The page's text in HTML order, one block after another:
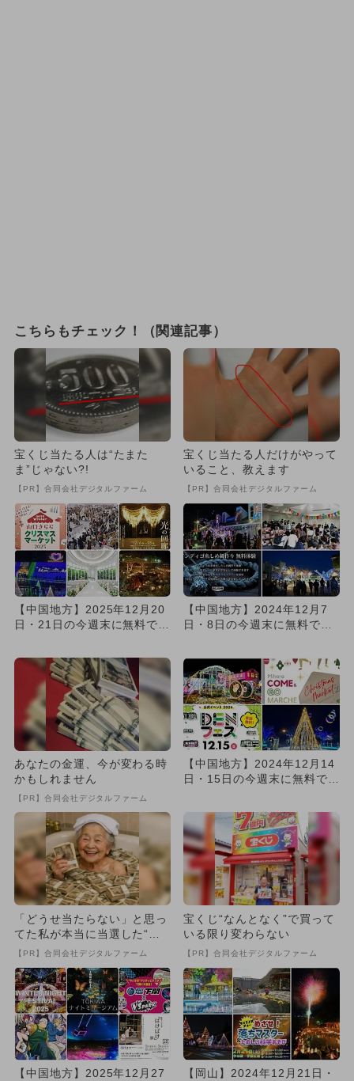
こちらもチェック！（関連記事）
宝くじ当たる人は“たまた
ま”じゃない?!
【PR】合同会社デジタルファーム
宝くじ当たる人だけがやって
いること、教えます
【PR】合同会社デジタルファーム
【中国地方】2025年12月20
日・21日の今週末に無料で楽
【中国地方】2024年12月7
日・8日の今週末に無料で楽
あなたの金運、今が変わる時
かもしれません
【PR】合同会社デジタルファーム
【中国地方】2024年12月14
日・15日の今週末に無料で楽
「どうせ当たらない」と思っ
てた私が本当に当選した“買
い方”がこれ
【PR】合同会社デジタルファーム
宝くじ“なんとなく”で買って
いる限り変わらない
【PR】合同会社デジタルファーム
【中国地方】2025年12月27
【岡山】2024年12月21日・